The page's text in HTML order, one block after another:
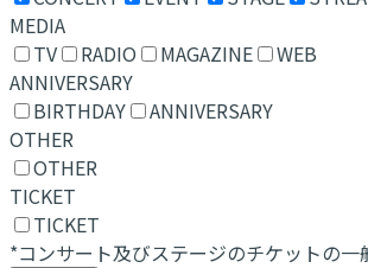
MEDIA
TV
RADIO MAGAZINE
WEB
ANNIVERSARY
BIRTHDAY
ANNIVERSARY
OTHER
OTHER
TICKET
TICKET
*コンサート及びステージのチケットの一